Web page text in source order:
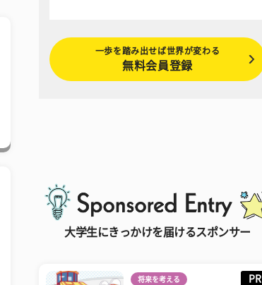
一歩を踏み出せば世界が変わる
無料会員登録
大学生にきっかけを届けるスポンサー
将来を考える PR